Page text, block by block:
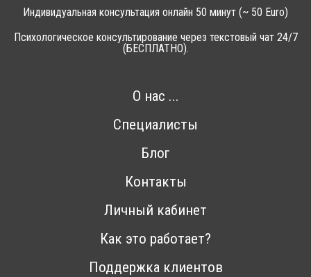
Индивидуальная консультация онлайн 50 минут (~ 50 Euro)
Психологическое консультирование через текстовый чат 24/7
(БЕСПЛАТНО).
О нас ...
Специалисты
Блог
Контакты
Личный кабинет
Как это работает?
Поддержка клиентов